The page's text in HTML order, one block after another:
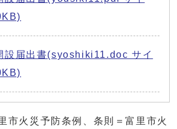
設届出書(syoshiki11.doc サイ
市火災予防条例、条則＝富里市火